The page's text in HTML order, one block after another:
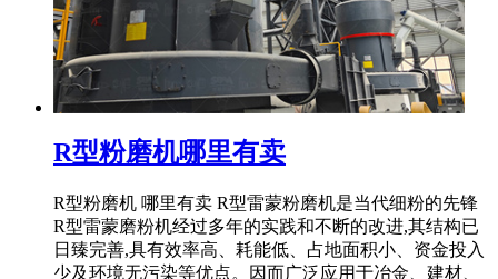
R型粉磨机哪里有卖
R型粉磨机 哪里有卖 R型雷蒙粉磨机是当代细粉的先锋
R型雷蒙磨粉机经过多年的实践和不断的改进,其结构已
日臻完善,具有效率高、耗能低、占地面积小、资金投入
少及环境无污染等优点。因而广泛应用于冶金、建材、